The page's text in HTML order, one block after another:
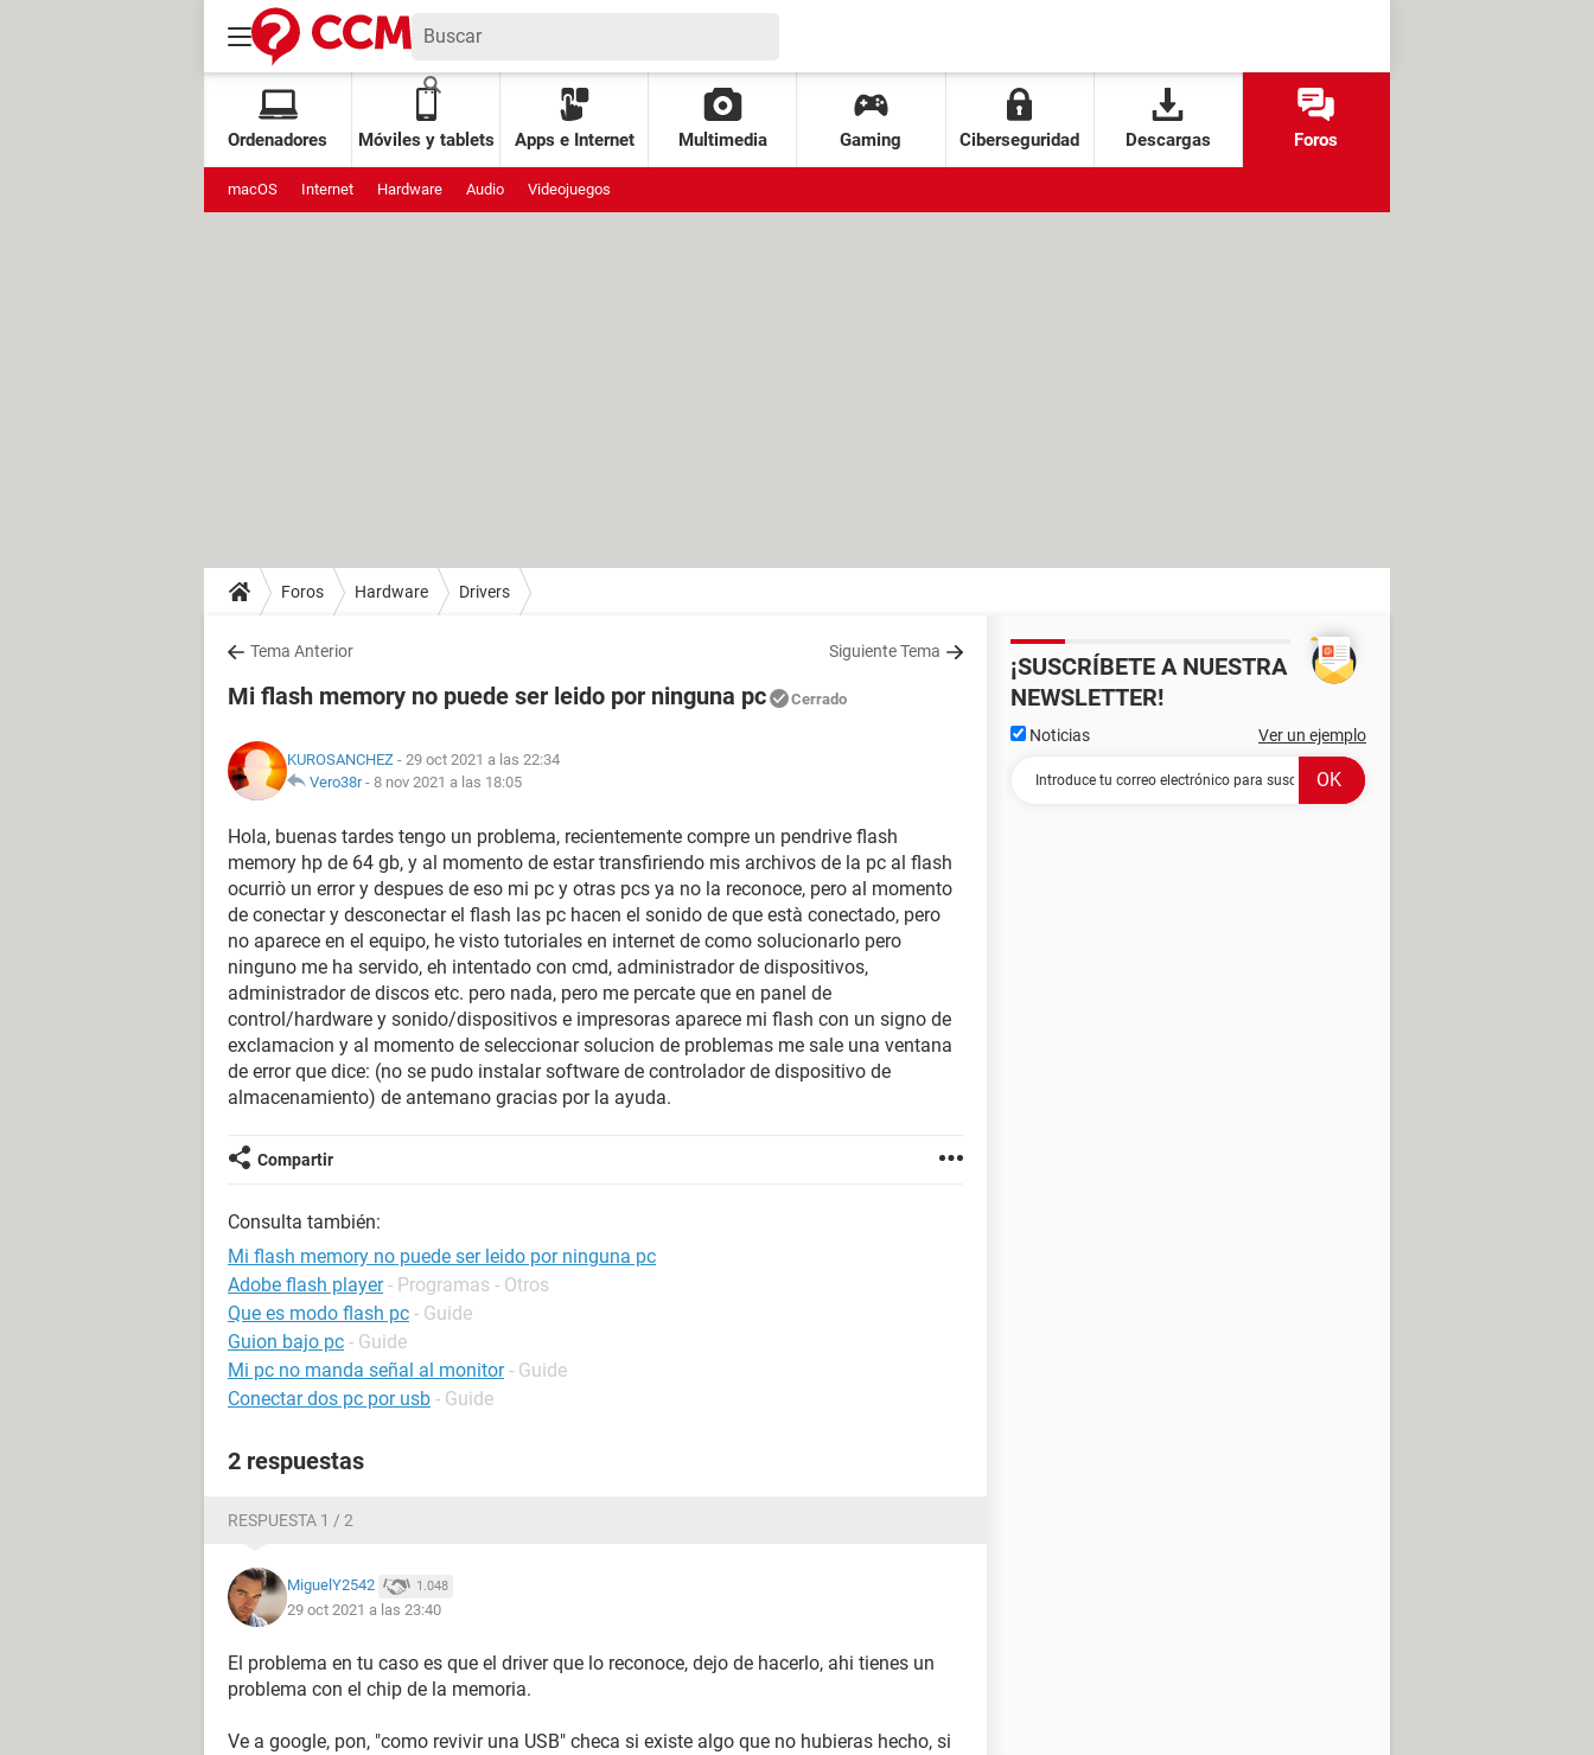
Ordenadores Móviles y tablets Apps e Internet Multimedia Gaming Ciberseguridad Descargas Foros
macOS Internet Hardware Audio Videojuegos
Foros Hardware Drivers
Tema Anterior Siguiente Tema
Mi flash memory no puede ser leido por ninguna pc Cerrado
KUROSANCHEZ - 29 oct 2021 a las 22:34
Vero38r- 8 nov 2021 a las 18:05
Hola, buenas tardes tengo un problema, recientemente compre un pendrive flash
memory hp de 64 gb, y al momento de estar transfiriendo mis archivos de la pc al flash
ocurriò un error y despues de eso mi pc y otras pcs ya no la reconoce, pero al momento
de conectar y desconectar el flash las pc hacen el sonido de que està conectado, pero
no aparece en el equipo, he visto tutoriales en internet de como solucionarlo pero
ninguno me ha servido, eh intentado con cmd, administrador de dispositivos,
administrador de discos etc. pero nada, pero me percate que en panel de
control/hardware y sonido/dispositivos e impresoras aparece mi flash con un signo de
exclamacion y al momento de seleccionar solucion de problemas me sale una ventana
de error que dice: (no se pudo instalar software de controlador de dispositivo de
almacenamiento) de antemano gracias por la ayuda.
Compartir
Consulta también:
Mi flash memory no puede ser leido por ninguna pc
Adobe flash player - Programas - Otros
Que es modo flash pc - Guide
Guion bajo pc - Guide
Mi pc no manda señal al monitor - Guide
Conectar dos pc por usb - Guide
2 respuestas
RESPUESTA 1 / 2
MiguelY2542 1.048
29 oct 2021 a las 23:40
El problema en tu caso es que el driver que lo reconoce, dejo de hacerlo, ahi tienes un
problema con el chip de la memoria.
Ve a google, pon, "como revivir una USB" checa si existe algo que no hubieras hecho, si
¡SUSCRÍBETE A NUESTRA
NEWSLETTER!
Noticias Ver un ejemplo